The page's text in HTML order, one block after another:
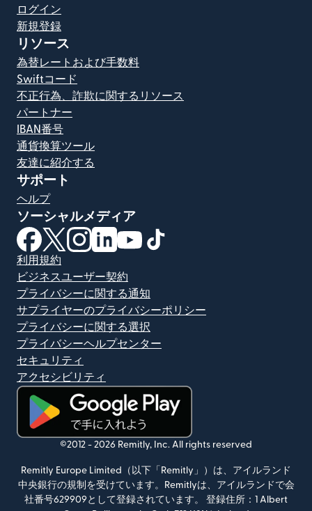
ログイン
新規登録
リソース
為替レートおよび手数料
Swiftコード
不正行為、詐欺に関するリソース
パートナー
IBAN番号
通貨換算ツール
友達に紹介する
サポート
ヘルプ
ソーシャルメディア
（別ウィンドウで開きます）
（別ウィンドウで開きます）
（別ウィンドウで開きます）
（別ウィンドウで開きます）
（別ウィンドウで開きます）
利用規約
ビジネスユーザー契約
プライバシーに関する通知
サプライヤーのプライバシーポリシー
プライバシーに関する選択
プライバシーヘルプセンター
セキュリティ
アクセシビリティ
（別ウィンドウで開きます）
©2012 - 2026 Remitly, Inc. All rights reserved
Remitly Europe Limited（以下「Remitly」）は、アイルランド
中央銀行の規制を受けています。Remitlyは、アイルランドで会
社番号629909として登録されています。 登録住所：1 Albert